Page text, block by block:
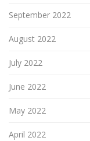
September 2022
August 2022
July 2022
June 2022
May 2022
April 2022